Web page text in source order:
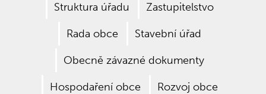
Struktura úřadu Zastupitelstvo
Rada obce Stavební úřad
Obecně závazné dokumenty
Hospodaření obce Rozvoj obce